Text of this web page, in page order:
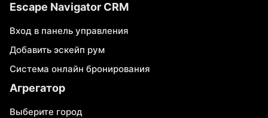
Escape Navigator CRM
Вход в панель управления
Добавить эскейп рум
Система онлайн бронирования
Агрегатор
Выберите город